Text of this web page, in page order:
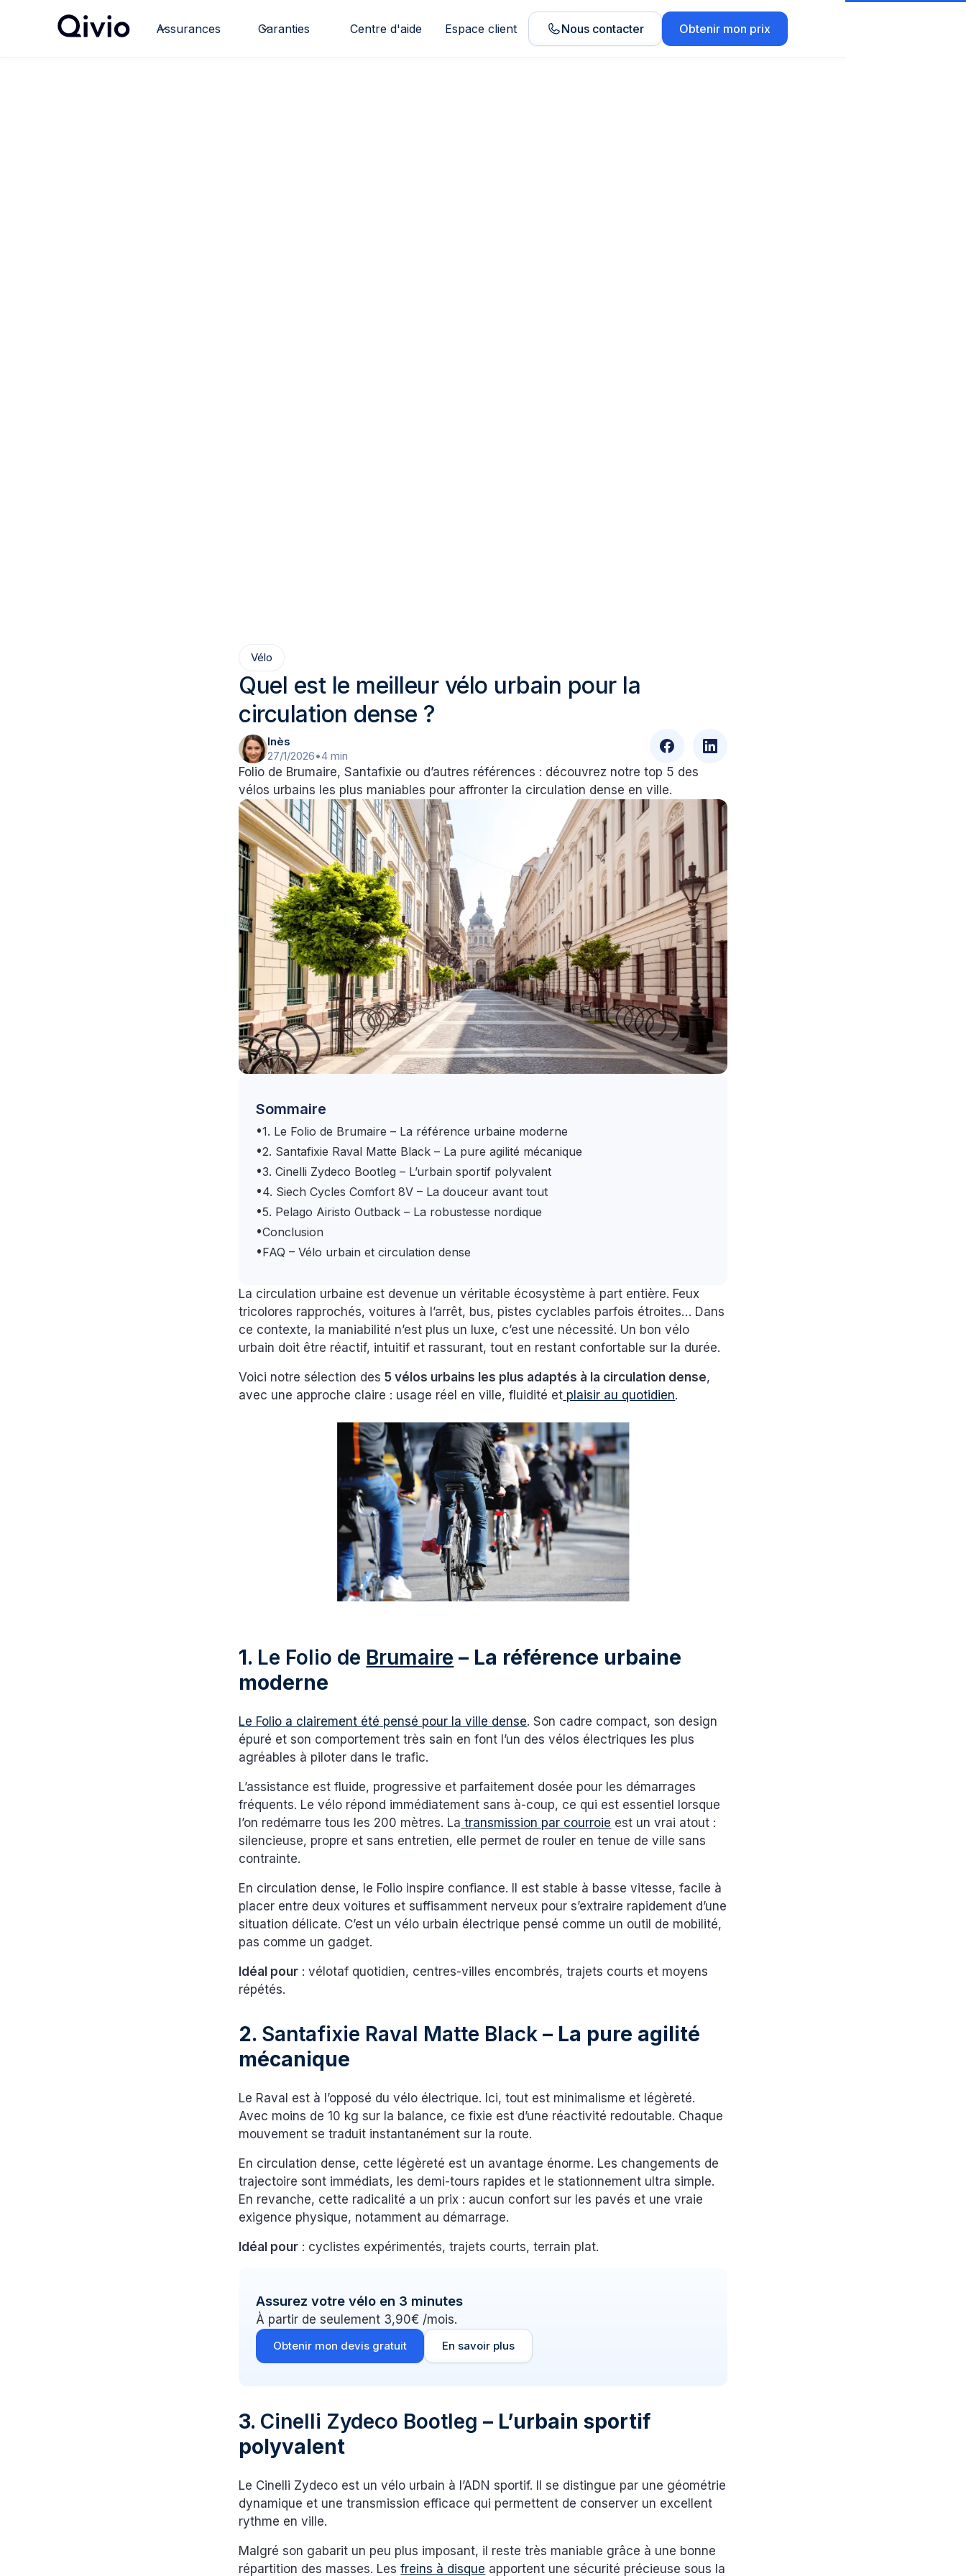
Assurances Garanties Centre d'aide Espace client Nous contacter Obtenir mon prix
Vélo
Quel est le meilleur vélo urbain pour la
circulation dense ?
Inès
27/1/2026•4 min
Folio de Brumaire, Santafixie ou d’autres références : découvrez notre top 5 des
vélos urbains les plus maniables pour affronter la circulation dense en ville.
Sommaire
•1. Le Folio de Brumaire – La référence urbaine moderne
•2. Santafixie Raval Matte Black – La pure agilité mécanique
•3. Cinelli Zydeco Bootleg – L’urbain sportif polyvalent
•4. Siech Cycles Comfort 8V – La douceur avant tout
•5. Pelago Airisto Outback – La robustesse nordique
•Conclusion
•FAQ – Vélo urbain et circulation dense
La circulation urbaine est devenue un véritable écosystème à part entière. Feux
tricolores rapprochés, voitures à l’arrêt, bus, pistes cyclables parfois étroites… Dans
ce contexte, la maniabilité n’est plus un luxe, c’est une nécessité. Un bon vélo
urbain doit être réactif, intuitif et rassurant, tout en restant confortable sur la durée.
Voici notre sélection des5 vélos urbains les plus adaptés à la circulation dense,
avec une approche claire : usage réel en ville, fluidité et plaisir au quotidien.
1. Le Folio de Brumaire – La référence urbaine
moderne
Le Folio a clairement été pensé pour la ville dense. Son cadre compact, son design
épuré et son comportement très sain en font l’un des vélos électriques les plus
agréables à piloter dans le trafic.
L’assistance est fluide, progressive et parfaitement dosée pour les démarrages
fréquents. Le vélo répond immédiatement sans à-coup, ce qui est essentiel lorsque
l’on redémarre tous les 200 mètres. La transmission par courroie est un vrai atout :
silencieuse, propre et sans entretien, elle permet de rouler en tenue de ville sans
contrainte.
En circulation dense, le Folio inspire confiance. Il est stable à basse vitesse, facile à
placer entre deux voitures et suffisamment nerveux pour s’extraire rapidement d’une
situation délicate. C’est un vélo urbain électrique pensé comme un outil de mobilité,
pas comme un gadget.
Idéal pour : vélotaf quotidien, centres-villes encombrés, trajets courts et moyens
répétés.
2. Santafixie Raval Matte Black – La pure agilité
mécanique
Le Raval est à l’opposé du vélo électrique. Ici, tout est minimalisme et légèreté.
Avec moins de 10 kg sur la balance, ce fixie est d’une réactivité redoutable. Chaque
mouvement se traduit instantanément sur la route.
En circulation dense, cette légèreté est un avantage énorme. Les changements de
trajectoire sont immédiats, les demi-tours rapides et le stationnement ultra simple.
En revanche, cette radicalité a un prix : aucun confort sur les pavés et une vraie
exigence physique, notamment au démarrage.
Idéal pour : cyclistes expérimentés, trajets courts, terrain plat.
Assurez votre vélo en 3 minutes
À partir de seulement 3,90€ /mois.
Obtenir mon devis gratuit En savoir plus
3. Cinelli Zydeco Bootleg – L’urbain sportif
polyvalent
Le Cinelli Zydeco est un vélo urbain à l’ADN sportif. Il se distingue par une géométrie
dynamique et une transmission efficace qui permettent de conserver un excellent
rythme en ville.
Malgré son gabarit un peu plus imposant, il reste très maniable grâce à une bonne
répartition des masses. Lesfreins à disque apportent une sécurité précieuse sous la